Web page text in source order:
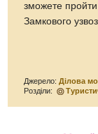
зможете
Замкового
Джерело:Ділова
Розділи: